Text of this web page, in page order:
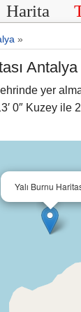
Harita
»
Antalya
yer
0″ Kuzey ile
Yalı Burnu